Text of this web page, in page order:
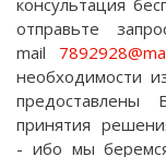
консультация
отправьте
mail
необходимости
принятия
- ибо мы